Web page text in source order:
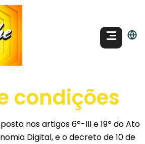
condições
nos artigos 6º-III e 19º do Ato
Digital, e o decreto de 10 de